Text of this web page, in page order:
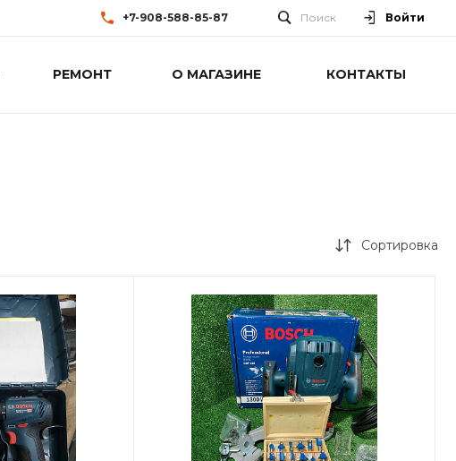
+7-908-588-85-87 Поиск Войти
РЕМОНТ О МАГАЗИНЕ КОНТАКТЫ
Сортировка